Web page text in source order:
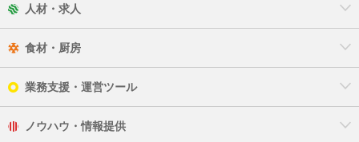
高槻市
貝塚市
守口市
枚方市
人材・求人
食材・厨房
業務支援・運営ツール
ノウハウ・情報提供